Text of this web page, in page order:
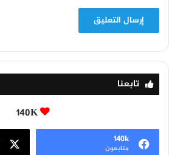
تابعنا
140K
140k
متابعون